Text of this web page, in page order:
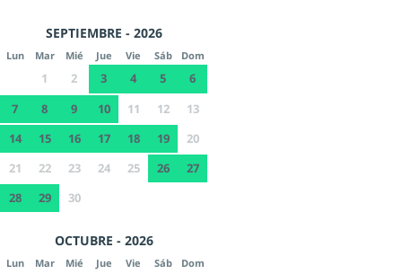
SEPTIEMBRE - 2026
Lun Mar Mié Jue Vie Sáb Dom
1 2 3 4 5
6
7
8 9 10 11 12
13
14
15 16 17 18 19
20
21
22 23 24 25 26
27
28
29 30
OCTUBRE - 2026
Lun Mar Mié Jue Vie Sáb Dom